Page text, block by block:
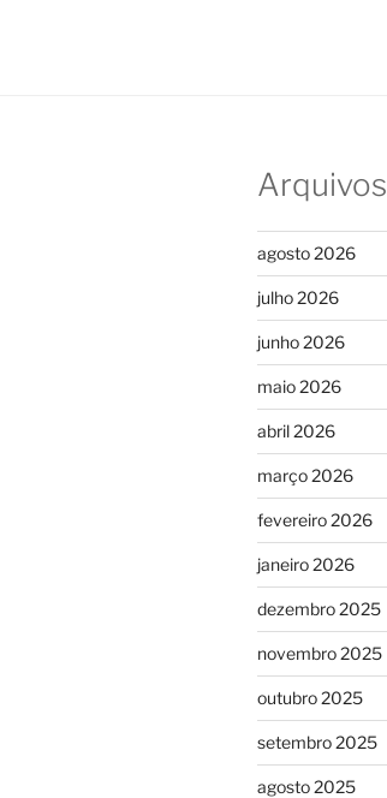
Arquivos
agosto 2026
julho 2026
junho 2026
maio 2026
abril 2026
março 2026
fevereiro 2026
janeiro 2026
dezembro 2025
novembro 2025
outubro 2025
setembro 2025
agosto 2025